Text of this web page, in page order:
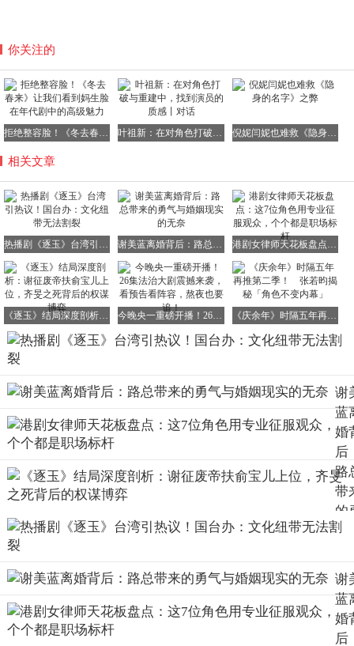
原标题：《大热剧《逐玉》在台湾火了！国台办：文化认同
和情感连接任何人都割裂不断》
来源：作者：新民晚报 韦嘉维 何迪 整合
你关注的
拒绝整容脸！《冬去春来》让我们看到妈生脸在年代剧中的高级魅力 叶祖新：在对角色打破与重建中，找到演员的质感丨对话 倪妮闫妮也难救《隐身的名字》之弊
相关文章
热播剧《逐玉》台湾引热议！国台办：文化纽带无法割裂 谢美蓝离婚背后：路总带来的勇气与婚姻现实的无奈 港剧女律师天花板盘点：这7位角色用专业征服观众，个个都是职场标杆
《逐玉》结局深度剖析：谢征废帝扶俞宝儿上位，齐旻之死背后的权谋博弈 今晚央一重磅开播！26集法治大剧震撼来袭，看预告看阵容，熬夜也要追！ 《庆余年》时隔五年再推第二季！ 张若昀揭秘「角色不变内幕」
谢
蓝
婚
后
路
带
的
气
现
的
奈
谢
蓝
婚
后